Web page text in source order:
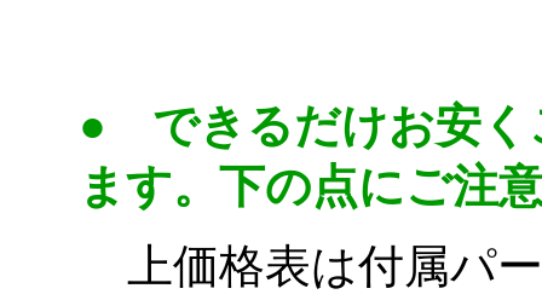
● できるだけお安
ます。下の点にご注
上価格表は付属パ